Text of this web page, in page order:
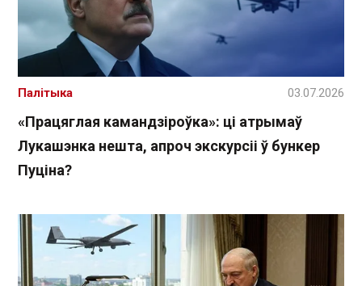
«Працяглая камандзіроўка»: ці атрымаў
Лукашэнка нешта, апроч экскурсіі ў бункер
Пуціна?
Палітыка 03.07.2026